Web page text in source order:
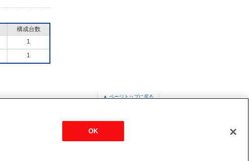
構成台数
1
1
▲ ページトップに戻る
OK